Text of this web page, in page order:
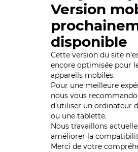
Version
disponible
Cette version du site
encore optimisée pour
appareils mobiles.
Pour une meilleure
nous vous
d'utiliser un ordinateur
ou une tablette.
Nous travaillons
améliorer la
Merci de votre